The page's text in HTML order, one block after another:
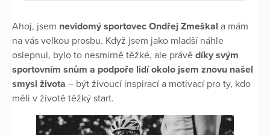
Ahoj, jsem nevidomý sportovec Ondřej Zmeškal a mám
na vás velkou prosbu. Když jsem jako mladší náhle
oslepnul, bylo to nesmírně těžké, ale právě díky svým
sportovním snům a podpoře lidí okolo jsem znovu našel
smysl života – být živoucí inspirací a motivací pro ty, kdo
měli v životě těžký start.